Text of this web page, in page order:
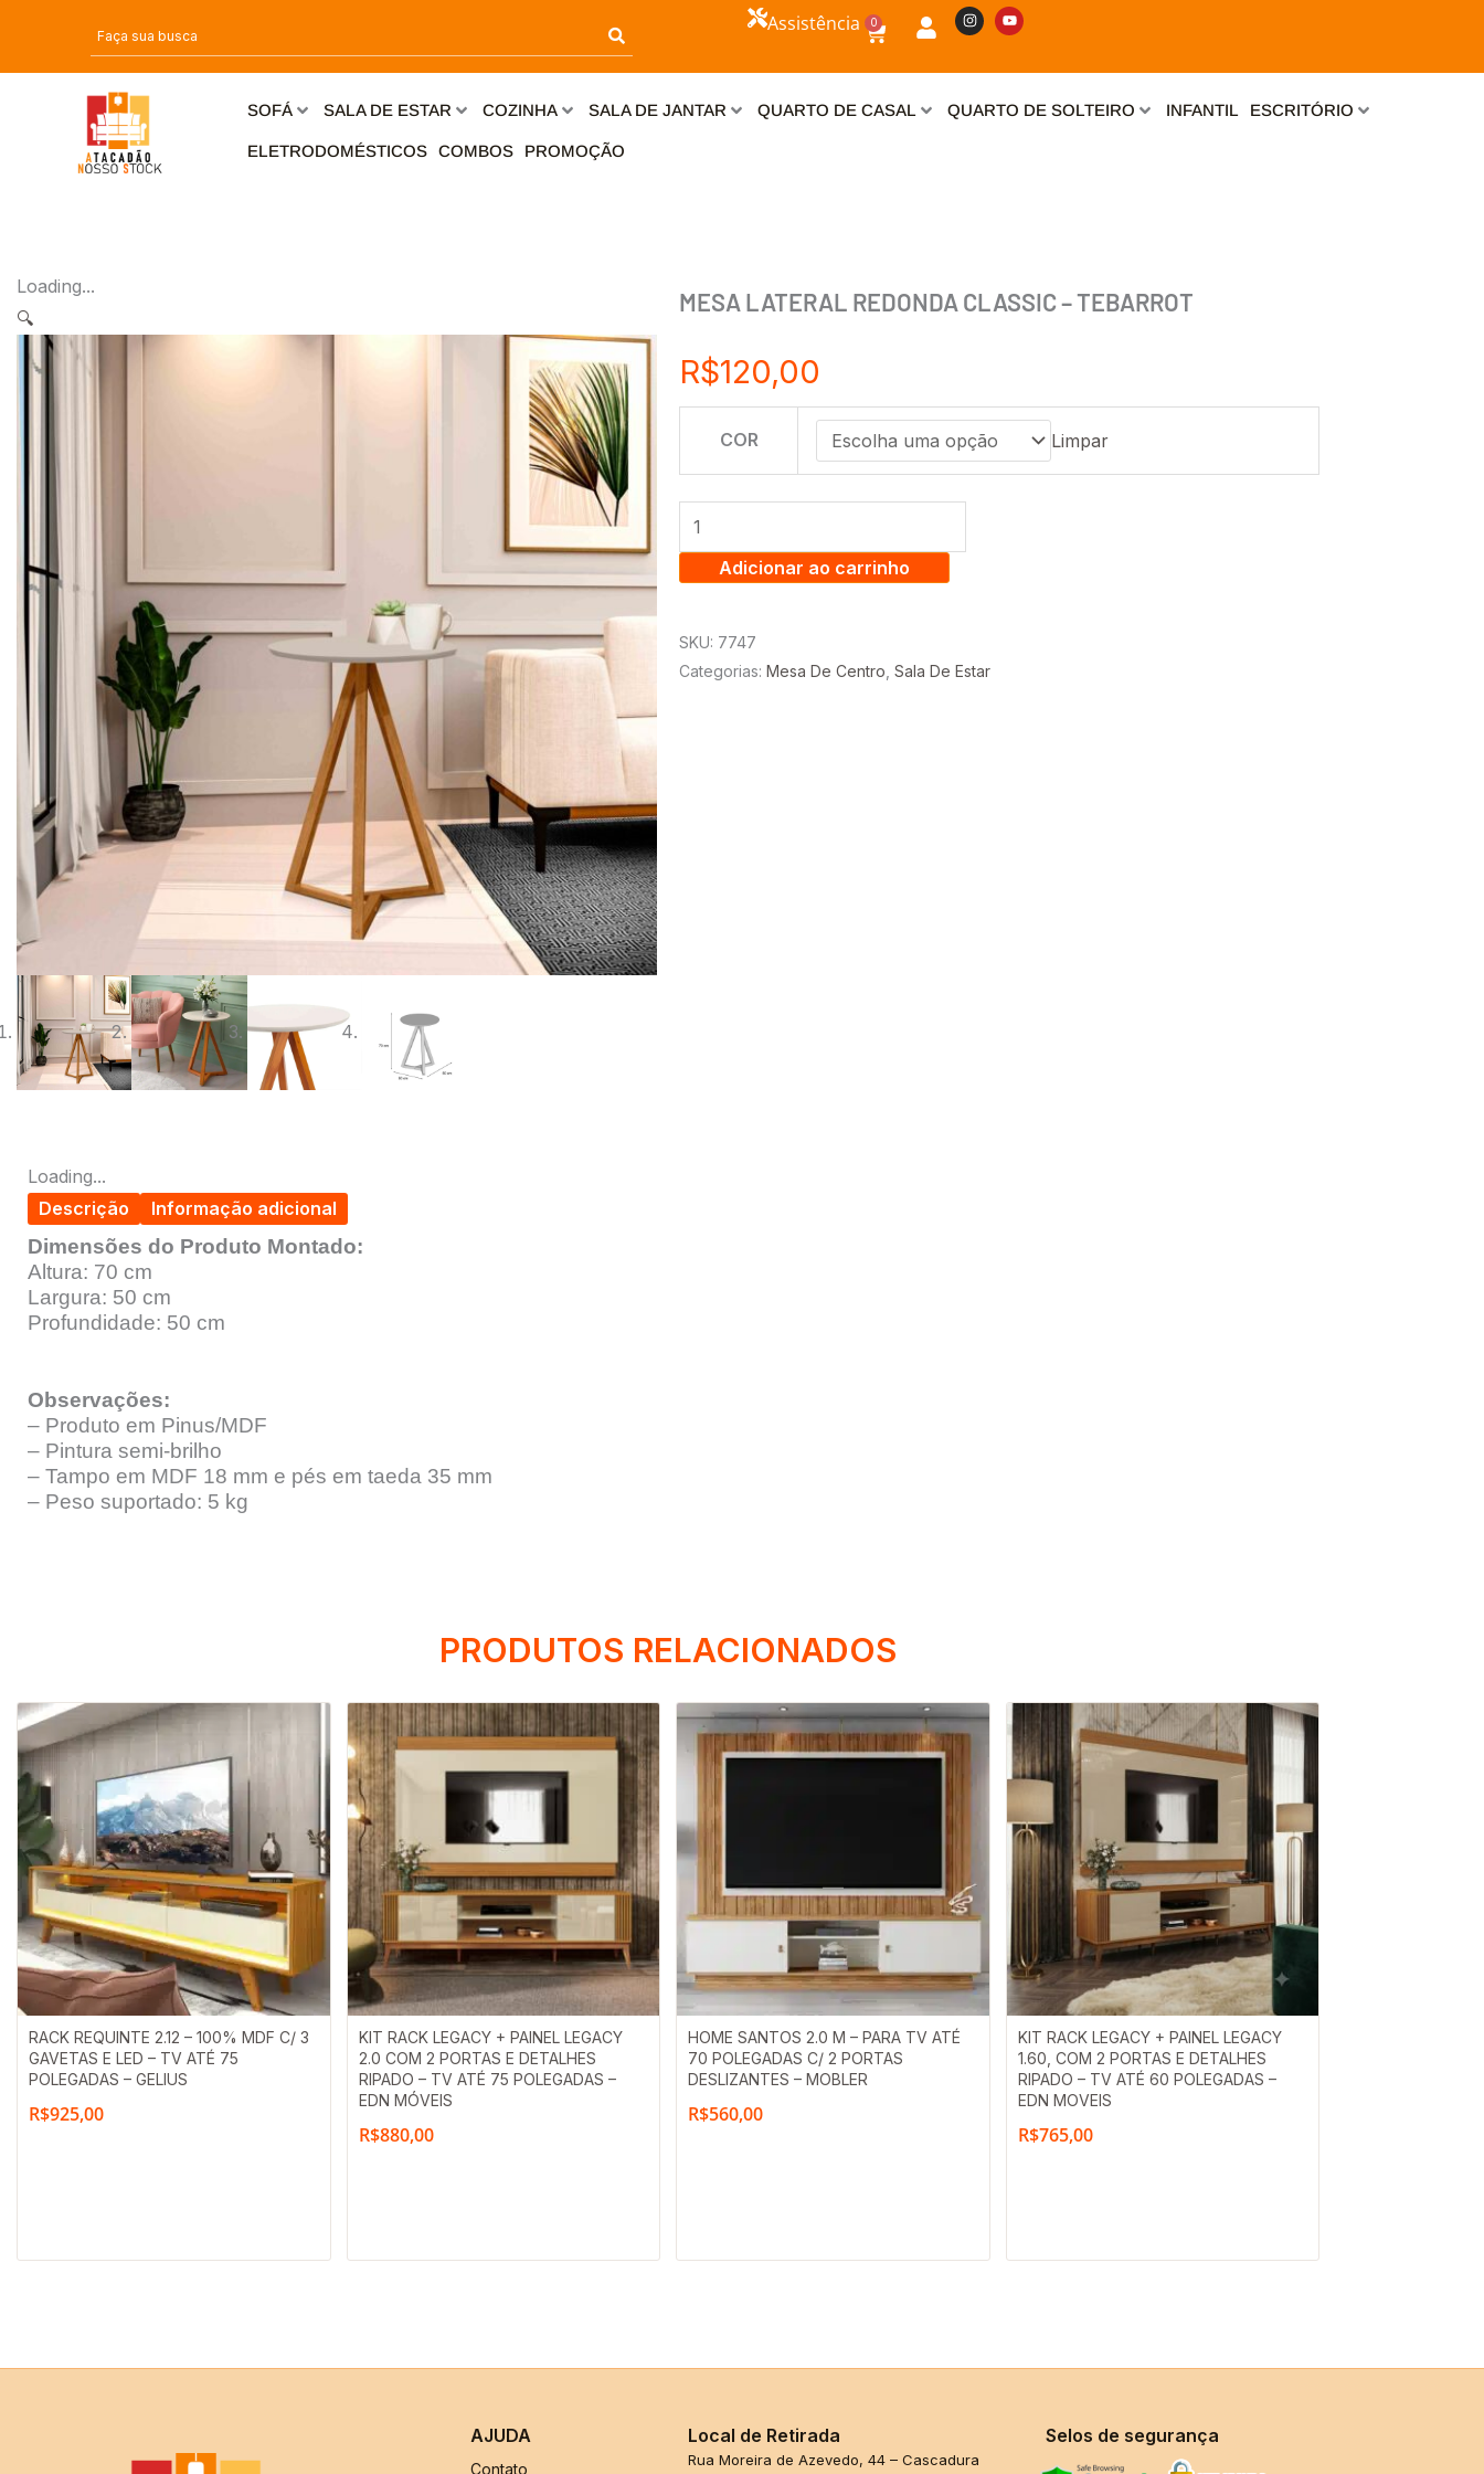
o
Assistência 0
Carrinho
I
n
s
a
Y
o
u
SOFÁ SALA DE ESTAR COZINHA SALA DE JANTAR QUARTO DE CASAL QUARTO DE SOLTEIRO INFANTIL ESCRITÓRIO
ELETRODOMÉSTICOS COMBOS PROMOÇÃO
Loading...
🔍
MESA LATERAL REDONDA CLASSIC – TEBARROT
R$120,00
COR Limpar
MESA
LATERAL
REDONDA
CLASSIC
Adicionar ao carrinho
SKU: 7747
Categorias: Mesa De Centro Sala De Estar
Loading...
Descrição
Informação adicional
Dimensões do Produto Montado:
Altura: 70 cm
Largura: 50 cm
Profundidade: 50 cm
Observações:
– Produto em Pinus/MDF
– Pintura semi-brilho
– Tampo em MDF 18 mm e pés em taeda 35 mm
– Peso suportado: 5 kg
PRODUTOS RELACIONADOS
RACK REQUINTE 2.12 – 100% MDF C/ 3
GAVETAS E LED – TV ATÉ 75
POLEGADAS – GELIUS
R$925,00
KIT RACK LEGACY + PAINEL LEGACY
2.0 COM 2 PORTAS E DETALHES
RIPADO – TV ATÉ 75 POLEGADAS –
EDN MÓVEIS
R$880,00
HOME SANTOS 2.0 M – PARA TV ATÉ
70 POLEGADAS C/ 2 PORTAS
DESLIZANTES – MOBLER
R$560,00
KIT RACK LEGACY + PAINEL LEGACY
1.60, COM 2 PORTAS E DETALHES
RIPADO – TV ATÉ 60 POLEGADAS –
EDN MOVEIS
R$765,00
AJUDA
Contato
Local de Retirada
Rua Moreira de Azevedo, 44 – Cascadura
Selos de segurança